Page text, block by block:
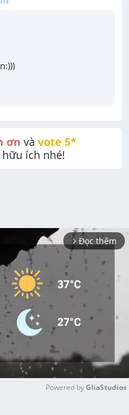
ơn và vote 5*
ích nhé!
arrow_forward_ios Đọc thêm
Powered by GliaStudios